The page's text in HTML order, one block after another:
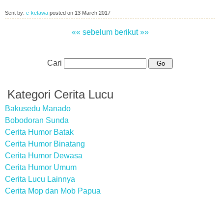
Sent by: e-ketawa posted on 13 March 2017
«« sebelum berikut »»
Cari
Kategori Cerita Lucu
Bakusedu Manado
Bobodoran Sunda
Cerita Humor Batak
Cerita Humor Binatang
Cerita Humor Dewasa
Cerita Humor Umum
Cerita Lucu Lainnya
Cerita Mop dan Mob Papua